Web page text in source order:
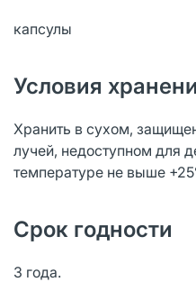
капсулы
Условия
Хранить в сухом,
лучей, недоступном для
температуре не выше
Срок годности
3 года.